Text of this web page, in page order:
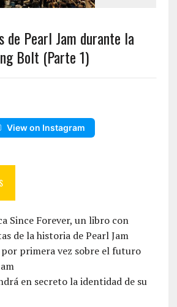
de Pearl Jam durante la
Bolt (Parte 1)
View on Instagram
Since Forever, un libro con
de la historia de Pearl Jam
primera vez sobre el futuro
en secreto la identidad de su